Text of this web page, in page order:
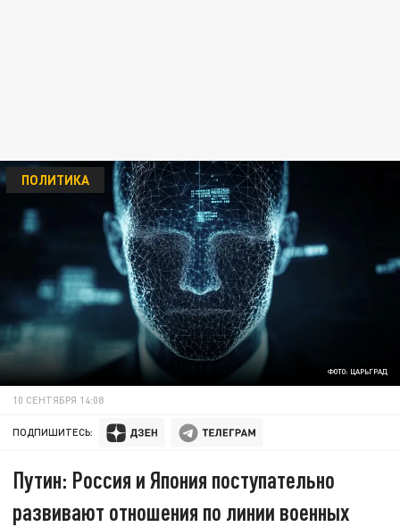
ФОТО: ЦАРЬГРАД
ПОЛИТИКА
10 СЕНТЯБРЯ 14:08
ПОДПИШИТЕСЬ:
Путин: Россия и Япония поступательно
развивают отношения по линии военных